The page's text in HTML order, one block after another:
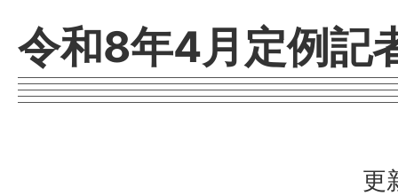
令和8年4月定例記
更